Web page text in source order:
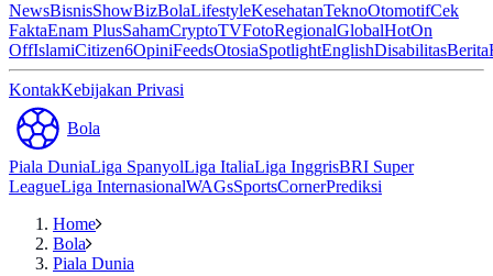
NewsBisnisShowBizBolaLifestyleKesehatanTeknoOtomotifCek
FaktaEnam PlusSahamCryptoTVFotoRegionalGlobalHotOn
OffIslamiCitizen6OpiniFeedsOtosiaSpotlightEnglishDisabilitasBerita
KontakKebijakan Privasi
Bola
Piala DuniaLiga SpanyolLiga ItaliaLiga InggrisBRI Super
LeagueLiga InternasionalWAGsSportsCornerPrediksi
Home
Bola
Piala Dunia